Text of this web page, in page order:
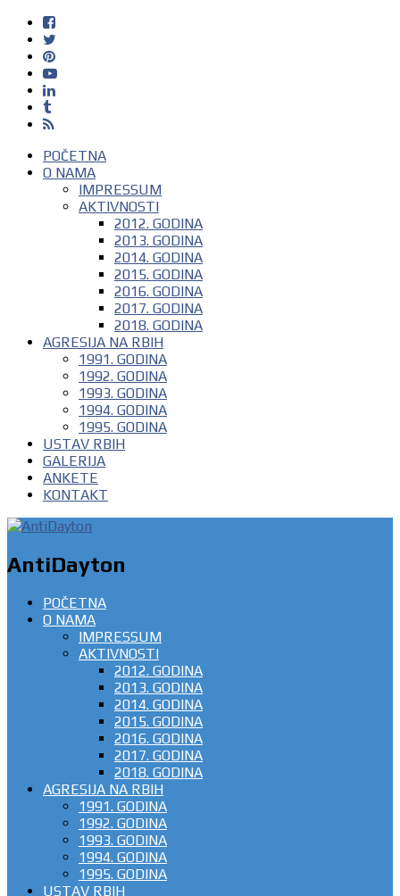
POČETNA
O NAMA
IMPRESSUM
AKTIVNOSTI
2012. GODINA
2013. GODINA
2014. GODINA
2015. GODINA
2016. GODINA
2017. GODINA
2018. GODINA
AGRESIJA NA RBIH
1991. GODINA
1992. GODINA
1993. GODINA
1994. GODINA
1995. GODINA
USTAV RBIH
GALERIJA
ANKETE
KONTAKT
AntiDayton
POČETNA
O NAMA
IMPRESSUM
AKTIVNOSTI
2012. GODINA
2013. GODINA
2014. GODINA
2015. GODINA
2016. GODINA
2017. GODINA
2018. GODINA
AGRESIJA NA RBIH
1991. GODINA
1992. GODINA
1993. GODINA
1994. GODINA
1995. GODINA
USTAV RBIH